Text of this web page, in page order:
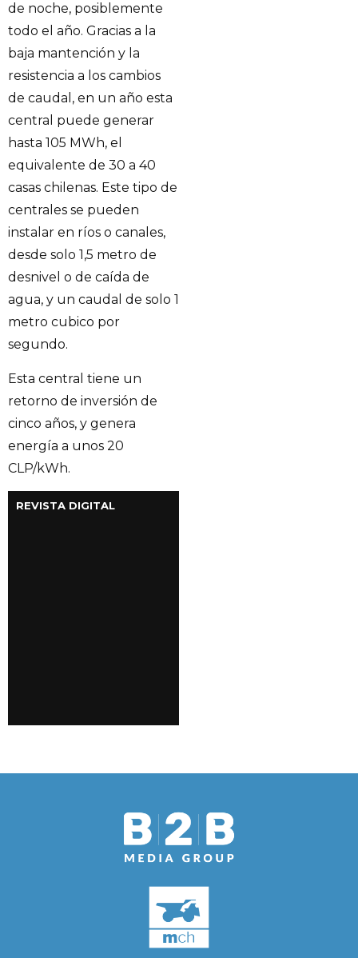
de noche, posiblemente
todo el año. Gracias a la
baja mantención y la
resistencia a los cambios
de caudal, en un año esta
central puede generar
hasta 105 MWh, el
equivalente de 30 a 40
casas chilenas. Este tipo de
centrales se pueden
instalar en ríos o canales,
desde solo 1,5 metro de
desnivel o de caída de
agua, y un caudal de solo 1
metro cubico por
segundo.
Esta central tiene un
retorno de inversión de
cinco años, y genera
energía a unos 20
CLP/kWh.
REVISTA DIGITAL